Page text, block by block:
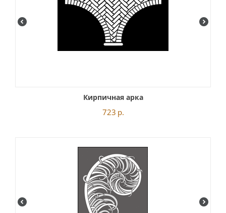
Кирпичная арка
723 р.